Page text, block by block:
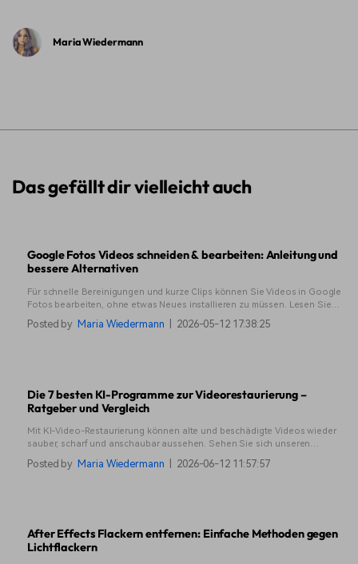
Maria Wiedermann
Das gefällt dir vielleicht auch
Google Fotos Videos schneiden & bearbeiten: Anleitung und
bessere Alternativen
Für schnelle Bereinigungen und kurze Clips können Sie Videos in Google
Fotos bearbeiten, ohne etwas Neues installieren zu müssen. Lesen Sie
unseren Leitfaden, um die Grundlagen kennenzulernen und zu erfahren,
wann Sie Ihre Bearbeitungswerkzeuge aufrüsten sollten.
Posted by Maria Wiedermann 2026-05-12 17:38:25
Die 7 besten KI-Programme zur Videorestaurierung –
Ratgeber und Vergleich
Mit KI-Video-Restaurierung können alte und beschädigte Videos wieder
sauber, scharf und anschaubar aussehen. Sehen Sie sich unseren
Leitfaden für bewährte Tools und eine verständliche Schritt-für-Schritt-
Anleitung an.
Posted by Maria Wiedermann 2026-06-12 11:57:57
After Effects Flackern entfernen: Einfache Methoden gegen
Lichtflackern